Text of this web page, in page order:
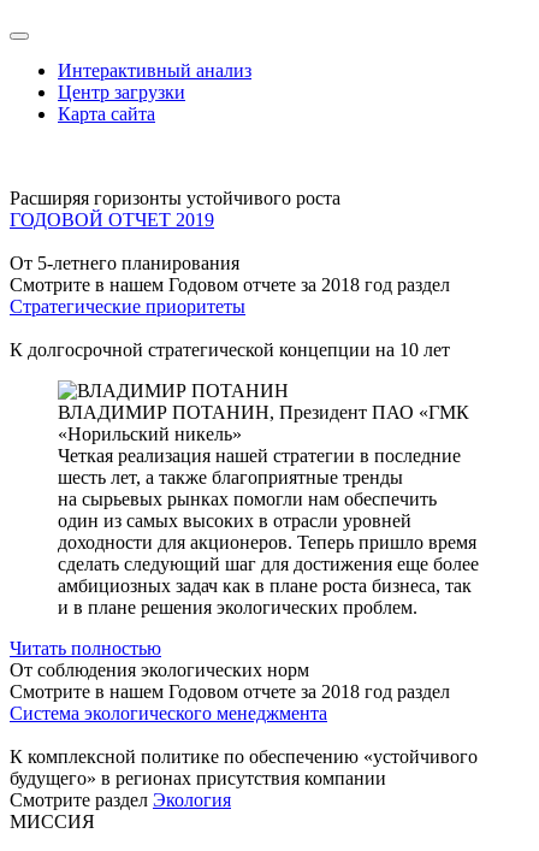
Интерактивный анализ
Центр загрузки
Карта сайта
Расширяя горизонты устойчивого роста
ГОДОВОЙ ОТЧЕТ 2019
От 5-летнего планирования
Смотрите в нашем Годовом отчете за 2018 год раздел
Стратегические приоритеты
К долгосрочной стратегической концепции на 10 лет
ВЛАДИМИР ПОТАНИН, Президент ПАО «ГМК
«Норильский никель»
Четкая реализация нашей стратегии в последние
шесть лет, а также благоприятные тренды
на сырьевых рынках помогли нам обеспечить
один из самых высоких в отрасли уровней
доходности для акционеров. Теперь пришло время
сделать следующий шаг для достижения еще более
амбициозных задач как в плане роста бизнеса, так
и в плане решения экологических проблем.
Читать полностью
От соблюдения экологических норм
Смотрите в нашем Годовом отчете за 2018 год раздел
Система экологического менеджмента
К комплексной политике по обеспечению «устойчивого
будущего» в регионах присутствия компании
Смотрите раздел Экология
МИССИЯ